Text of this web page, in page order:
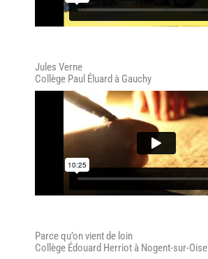
Jules Verne
Collège Paul Éluard à Gauchy
Parce qu’on vient de loin
Collège Édouard Herriot à Nogent-sur-Oise